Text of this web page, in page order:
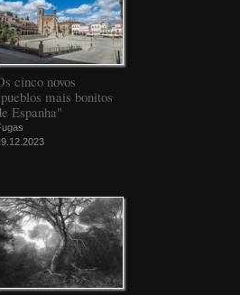
cinco novos
mais bonitos
Espanha"